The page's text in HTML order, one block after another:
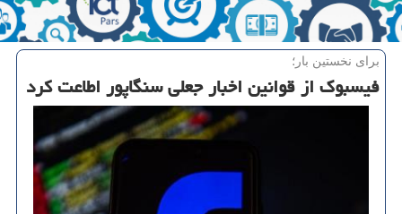
برای نخستین بار؛
فیسبوك از قوانین اخبار جعلی سنگاپور اطاعت كرد